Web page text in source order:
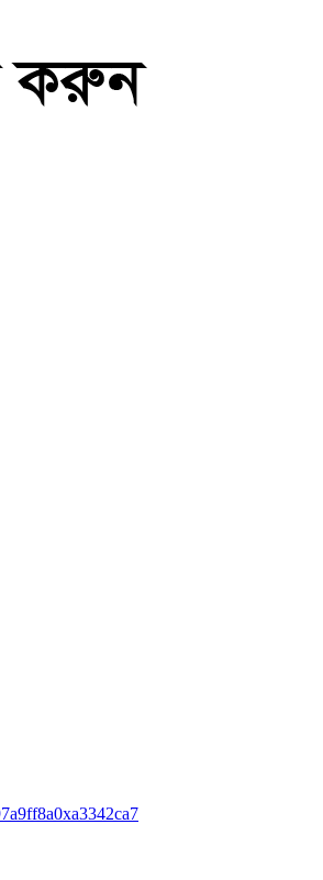
0xa3342ca7